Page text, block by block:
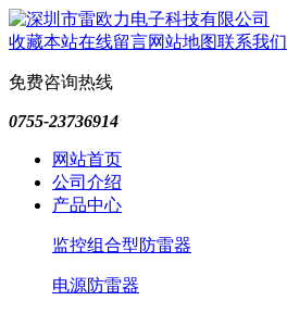
收藏本站在线留言网站地图联系我们
免费咨询热线
0755-23736914
网站首页
公司介绍
产品中心
监控组合型防雷器
电源防雷器